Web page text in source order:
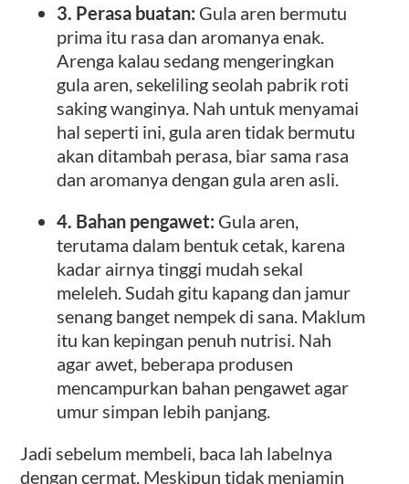
3. Perasa buatan: Gula aren bermutu
prima itu rasa dan aromanya enak.
Arenga kalau sedang mengeringkan
gula aren, sekeliling seolah pabrik roti
saking wanginya. Nah untuk menyamai
hal seperti ini, gula aren tidak bermutu
akan ditambah perasa, biar sama rasa
dan aromanya dengan gula aren asli.
4. Bahan pengawet: Gula aren,
terutama dalam bentuk cetak, karena
kadar airnya tinggi mudah sekal
meleleh. Sudah gitu kapang dan jamur
senang banget nempek di sana. Maklum
itu kan kepingan penuh nutrisi. Nah
agar awet, beberapa produsen
mencampurkan bahan pengawet agar
umur simpan lebih panjang.
Jadi sebelum membeli, baca lah labelnya
dengan cermat. Meskipun tidak menjamin